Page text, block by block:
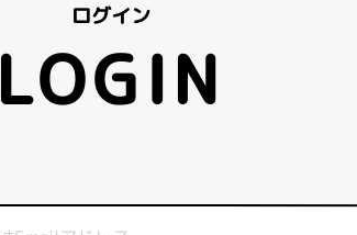
ログイン
LOGIN